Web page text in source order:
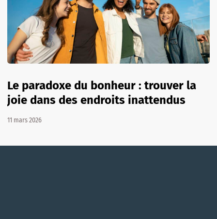
Le paradoxe du bonheur : trouver la
joie dans des endroits inattendus
11 mars 2026